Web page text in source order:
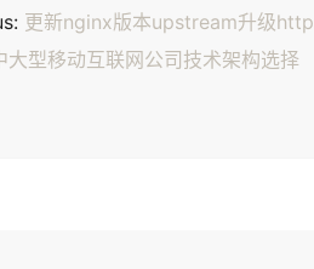
更新nginx版本upstream升级
大型移动互联网公司技术架构选择